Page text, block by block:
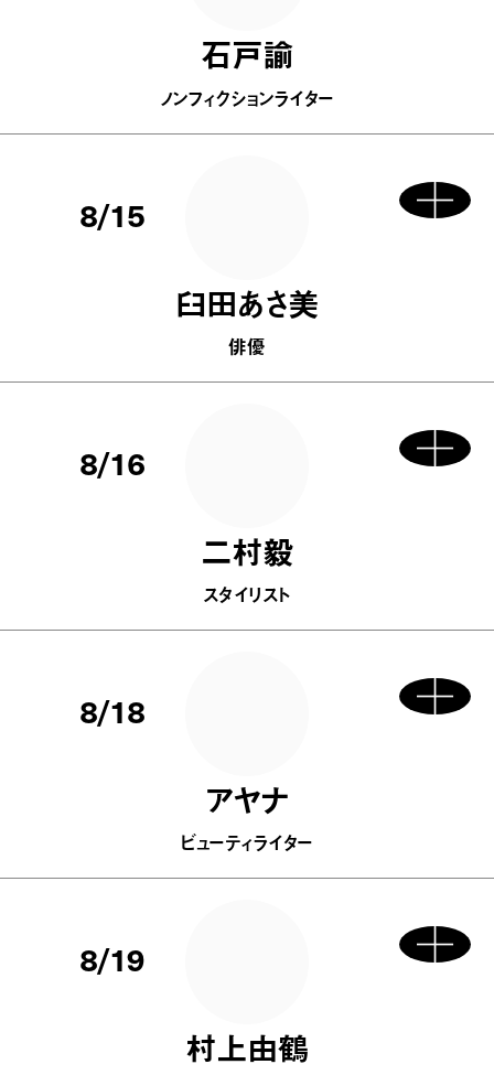
石戸諭
ノンフィクションライター
8/15
臼田あさ美
俳優
8/16
二村毅
スタイリスト
8/18
アヤナ
ビューティライター
8/19
村上由鶴